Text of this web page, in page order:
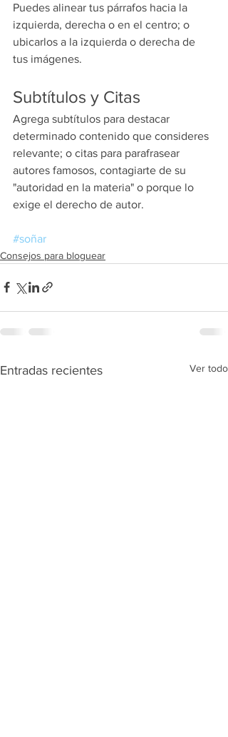
Puedes alinear tus párrafos hacia la
izquierda, derecha o en el centro; o
ubicarlos a la izquierda o derecha de
tus imágenes.
Subtítulos y Citas
Agrega subtítulos para destacar
determinado contenido que consideres
relevante; o citas para parafrasear
autores famosos, contagiarte de su
"autoridad en la materia" o porque lo
exige el derecho de autor.
#soñar
Consejos para bloguear
Entradas recientes Ver todo